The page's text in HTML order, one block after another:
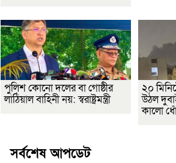
পুলিশ কোনো দলের বা গোষ্ঠীর
লাঠিয়াল বাহিনী নয়: স্বরাষ্ট্রমন্ত্রী
২০
উঠল
কালো
সর্বশেষ আপডেট